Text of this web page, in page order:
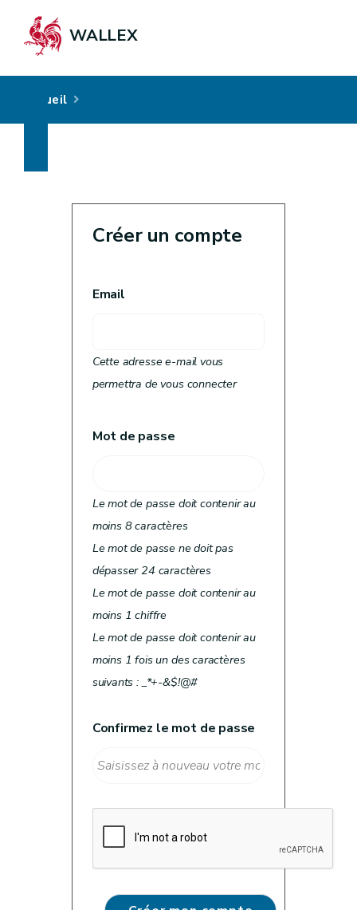
WALLEX
Accueil
Créer un compte
Email
Cette adresse e-mail vous
permettra de vous connecter
Mot de passe
Le mot de passe doit contenir au
moins 8 caractères
Le mot de passe ne doit pas
dépasser 24 caractères
Le mot de passe doit contenir au
moins 1 chiffre
Le mot de passe doit contenir au
moins 1 fois un des caractères
suivants : _*+-&$!@#
Confirmez le mot de passe